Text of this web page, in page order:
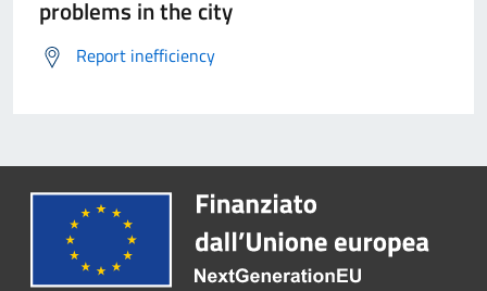
problems in the city
Report inefficiency